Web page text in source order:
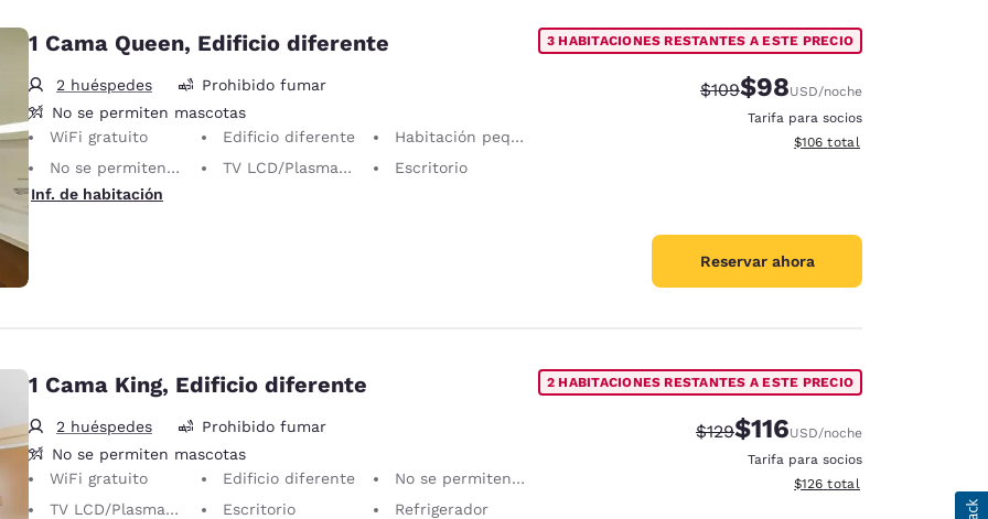
1 Cama Queen, Edificio diferente
2 huéspedes
Prohibido fumar
No se permiten mascotas
WiFi gratuito
Edificio diferente
Habitación pequeña
No se permiten mascotas Solo se permiten animales de servicio, sin cargo.
TV LCD/Plasma de 40 pulgadas
Escritorio
Inf. de habitación
3 HABITACIONES RESTANTES A ESTE PRECIO
Precio tachado:
$109Precio con descuento:
$98USD/noche
Tarifa para socios
Ver detalles del total
$106 total
Reservar ahora
1 Cama King, Edificio diferente
2 huéspedes
Prohibido fumar
No se permiten mascotas
WiFi gratuito
Edificio diferente
No se permiten mascotas Solo se permiten animales de servicio, sin cargo.
TV LCD/Plasma de 40 pulgadas
Escritorio
Refrigerador
2 HABITACIONES RESTANTES A ESTE PRECIO
Precio tachado:
$129Precio con descuento:
$116USD/noche
Tarifa para socios
Ver detalles del total
$126 total